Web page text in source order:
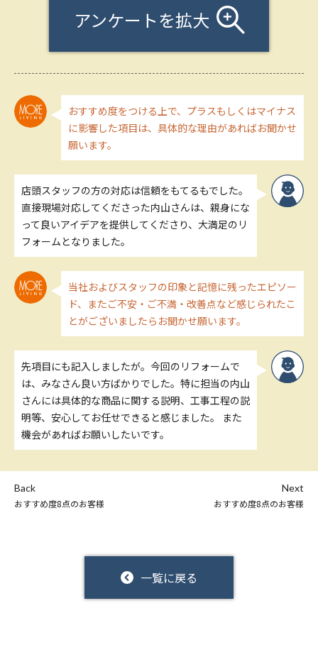
アンケートを拡大
おすすめ度をつける上で、プラスもしくはマイナス
に影響した項目は、具体的な理由があればお聞かせ
願います。
店頭スタッフの方の対応は信頼をもてるもでした。
直接現場対応してくださった内山さんは、親身にな
って良いアイデアを提供してくださり、大満足のリ
フォームとなりました。
当社およびスタッフの印象と記憶に残ったエピソー
ド、またご不安・ご不満・改善点など感じられたこ
とがございましたらお聞かせ願います。
先項目にも記入しましたが。今回のリフォームで
は、みなさん良い方ばかりでした。特に担当の内山
さんには具体的な商品に関する説明、工事工程の説
明等、安心してお任せできると感じました。 また
機会があればお願いしたいです。
Back
おすすめ度8点のお客様
一覧に戻る
Next
おすすめ度8点のお客様